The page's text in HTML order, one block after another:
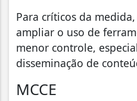
Para críticos da
ampliar o uso de
menor controle,
disseminação de
MCCE